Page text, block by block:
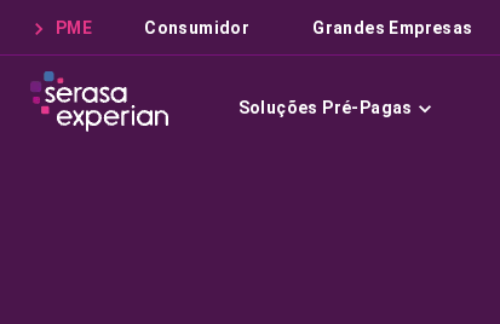
PME Consumidor Grandes Empresas
Soluções Pré-Pagas